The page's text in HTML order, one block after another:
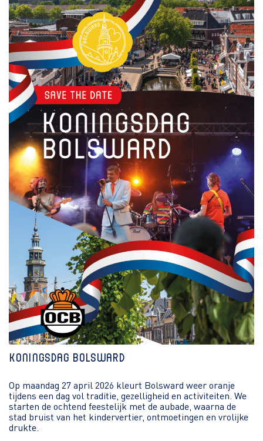
Koningsdag Bolsward
Op maandag 27 april 2026 kleurt Bolsward weer oranje
tijdens een dag vol traditie, gezelligheid en activiteiten. We
starten de ochtend feestelijk met de aubade, waarna de
stad bruist van het kindervertier, ontmoetingen en vrolijke
drukte.